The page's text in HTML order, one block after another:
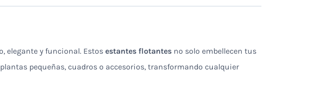
elegante y funcional. Estos estantes flotantes no solo embellecen tus
pequeñas, cuadros o accesorios, transformando cualquier